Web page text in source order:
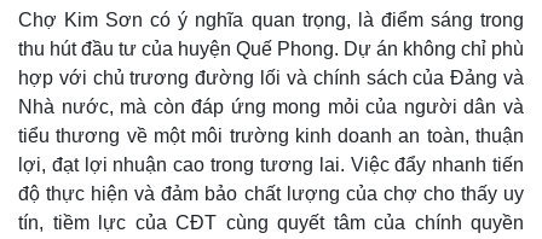
Chợ Kim Sơn có ý nghĩa quan trọng, là điểm sáng trong
thu hút đầu tư của huyện Quế Phong. Dự án không chỉ phù
hợp với chủ trương đường lối và chính sách của Đảng và
Nhà nước, mà còn đáp ứng mong mỏi của người dân và
tiểu thương về một môi trường kinh doanh an toàn, thuận
lợi, đạt lợi nhuận cao trong tương lai. Việc đẩy nhanh tiến
độ thực hiện và đảm bảo chất lượng của chợ cho thấy uy
tín, tiềm lực của CĐT cùng quyết tâm của chính quyền